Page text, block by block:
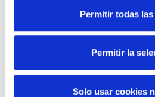
Permitir todas
Permitir la
Solo usar cookies
Descubre aquí día a día lo que
L M M J
5 6